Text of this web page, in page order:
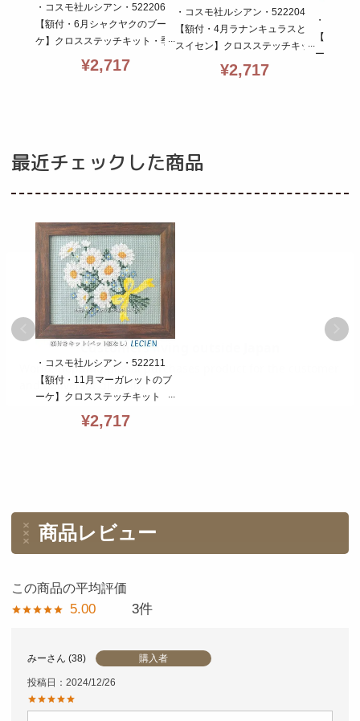
・コスモ社ルシアン・522206
【額付・6月シャクヤクのブー
ケ】クロスステッチキット・季
節を彩る・14CT・15×12・cos
mo・初心者向簡単
¥2,717
・コスモ社ルシアン・522204
【額付・4月ラナンキュラスと
スイセン】クロスステッチキッ
ト・季節を彩る・14CT・15×1
2・cosmo・初心者向簡単
¥2,717
・コスモ
【額付・
ー】クロ
最近チェックした商品
・コスモ社ルシアン・522211
【額付・11月マーガレットのブ
ーケ】クロスステッチキット・
季節を彩る・14CT・15×12・c
osmo・初心者向簡単
¥2,717
商品レビュー
5.00 3
みー 38 購入者
投稿日 2024/12/26